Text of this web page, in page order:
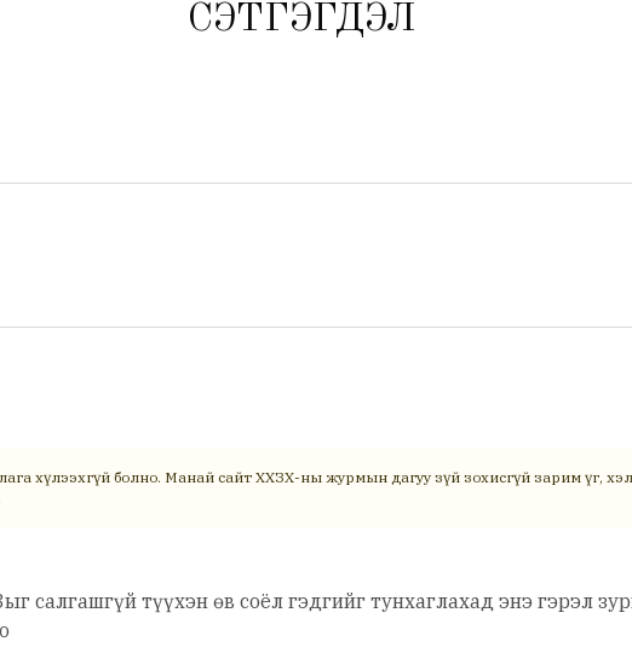
СЭТГЭГДЭЛ
хүлээхгүй болно. Манай сайт ХХЗХ-ны журмын дагуу зүй зохисгүй зарим үг,
салгашгүй түүхэн өв соёл гэдгийг тунхаглахад энэ гэрэл